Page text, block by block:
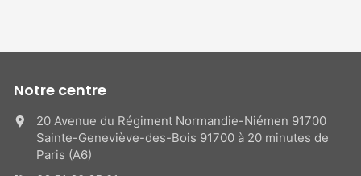
Notre centre
20 Avenue du Régiment Normandie-Niémen 91700
Sainte-Geneviève-des-Bois 91700 à 20 minutes de
Paris (A6)